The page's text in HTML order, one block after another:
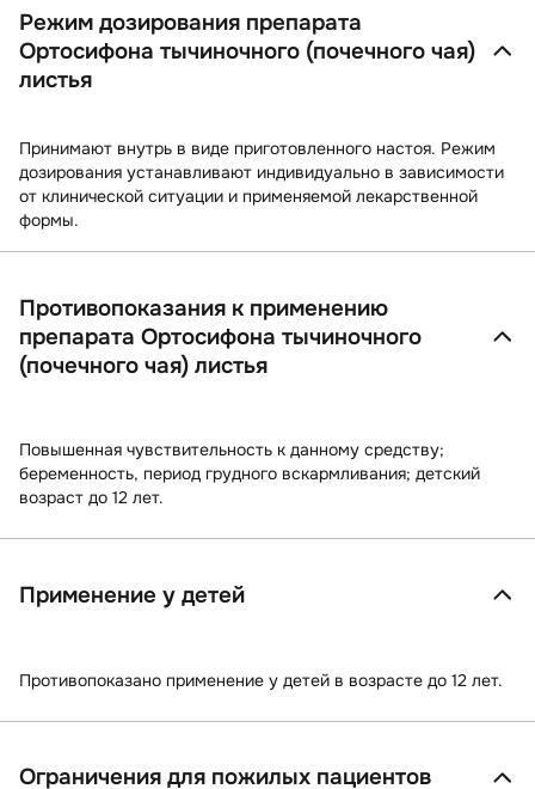
Режим дозирования препарата
Ортосифона тычиночного (почечного чая)
листья
Принимают внутрь в виде приготовленного настоя. Режим
дозирования устанавливают индивидуально в зависимости
от клинической ситуации и применяемой лекарственной
формы.
Противопоказания к применению
препарата Ортосифона тычиночного
(почечного чая) листья
Повышенная чувствительность к данному средству;
беременность, период грудного вскармливания; детский
возраст до 12 лет.
Применение у детей
Противопоказано применение у детей в возрасте до 12 лет.
Ограничения для пожилых пациентов